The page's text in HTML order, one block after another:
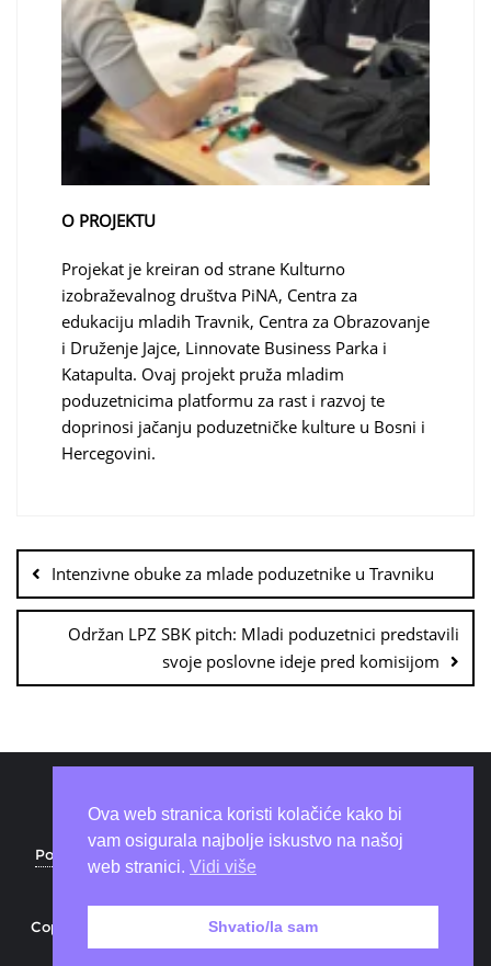
O PROJEKTU
Projekat je kreiran od strane Kulturno
izobraževalnog društva PiNA, Centra za
edukaciju mladih Travnik, Centra za Obrazovanje
i Druženje Jajce, Linnovate Business Parka i
Katapulta. Ovaj projekt pruža mladim
poduzetnicima platformu za rast i razvoj te
doprinosi jačanju poduzetničke kulture u Bosni i
Hercegovini.
Intenzivne obuke za mlade poduzetnike u Travniku
Održan LPZ SBK pitch: Mladi poduzetnici predstavili
svoje poslovne ideje pred komisijom
Politika privatnosti Coworking space
Download
Copyright ©2026 Beezone . All rights reserved.
WordPress &Designed byBizberg Themes
Ova web stranica koristi kolačiće kako bi
vam osigurala najbolje iskustvo na našoj
web stranici. Vidi više
Shvatio/la sam